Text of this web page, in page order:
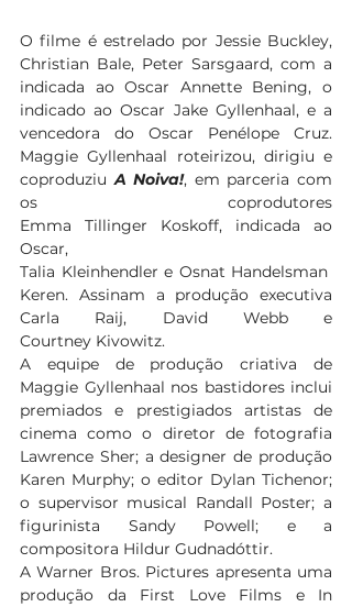
O filme é estrelado por Jessie Buckley,
Christian Bale, Peter Sarsgaard, com a
indicada ao Oscar Annette Bening, o
indicado ao Oscar Jake Gyllenhaal, e a
vencedora do Oscar Penélope Cruz.
Maggie Gyllenhaal roteirizou, dirigiu e
coproduziu A Noiva!, em parceria com
os coprodutores
Emma Tillinger Koskoff, indicada ao
Oscar,
Talia Kleinhendler e Osnat Handelsman
Keren. Assinam a produção executiva
Carla Raij, David Webb e
Courtney Kivowitz.
A equipe de produção criativa de
Maggie Gyllenhaal nos bastidores inclui
premiados e prestigiados artistas de
cinema como o diretor de fotografia
Lawrence Sher; a designer de produção
Karen Murphy; o editor Dylan Tichenor;
o supervisor musical Randall Poster; a
figurinista Sandy Powell; e a
compositora Hildur Gudnadóttir.
A Warner Bros. Pictures apresenta uma
produção da First Love Films e In